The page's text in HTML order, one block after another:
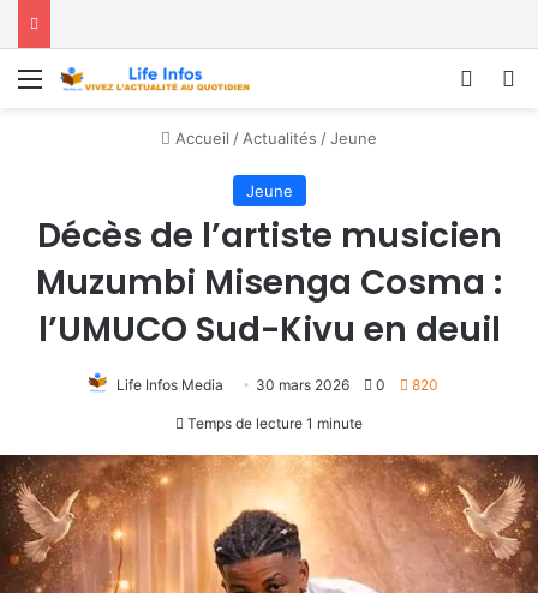
Menu
Accueil / Actualités /Jeune
Jeune
Décès de l’artiste musicien
Muzumbi Misenga Cosma :
l’UMUCO Sud-Kivu en deuil
Life Infos Media 30 mars 2026 0 820
Temps de lecture 1 minute